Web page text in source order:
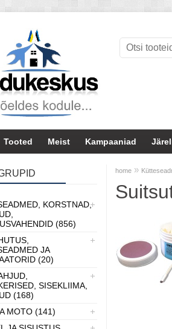
Tooted Meist Kampaaniad
KORSTNAD,
(856)
JA
(20)
SISEKLIIMA,
(168)
MOTO (141)
home »